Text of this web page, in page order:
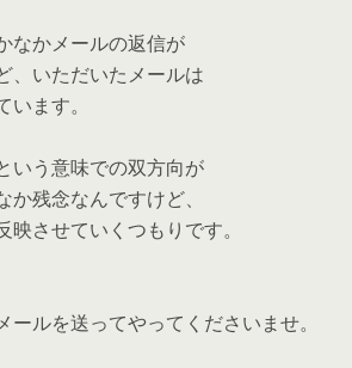
なかメールの返信が
、いただいたメールは
ます。
いう意味での双方向が
残念なんですけど、
させていくつもりです。
ールを送ってやってくださいませ。